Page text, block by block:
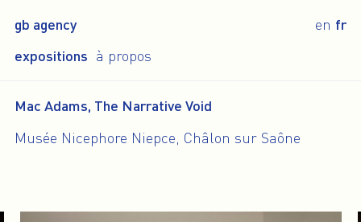
gb agency
expositions à propos
en fr
Mac Adams, The Narrative Void
Musée Nicephore Niepce, Châlon sur Saône